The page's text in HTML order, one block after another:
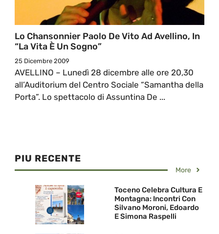
Lo Chansonnier Paolo De Vito Ad Avellino, In
“La Vita È Un Sogno”
25 Dicembre 2009
AVELLINO – Lunedì 28 dicembre alle ore 20,30
all’Auditorium del Centro Sociale “Samantha della
Porta”. Lo spettacolo di Assuntina De ...
PIU RECENTE
More
Toceno Celebra Cultura E
Montagna: Incontri Con
Silvano Moroni, Edoardo
E Simona Raspelli